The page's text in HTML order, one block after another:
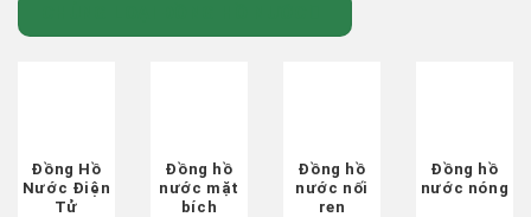
Đồng Hồ
Nước Điện
Tử
Đồng hồ
nước mặt
bích
Đồng hồ
nước nối
ren
Đồng hồ
nước nóng